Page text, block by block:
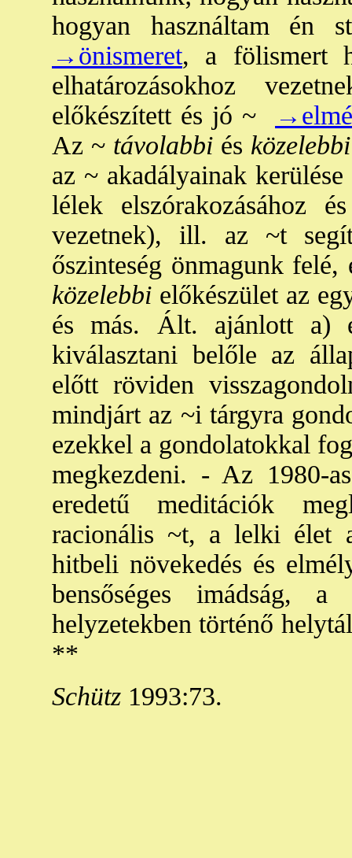
hogyan használtam én
→önismeret, a fölismert
elhatározásokhoz
előkészített és jó ~
Az ~távolabbiés
az ~ akadályainak
lélek elszórakozásához
vezetnek), ill. az ~t
őszinteség önmagunk felé,
közelebbi előkészület az
és más. Ált. ajánlott a)
kiválasztani belőle az
előtt röviden
mindjárt az ~i tárgyra
ezekkel a gondolatokkal
megkezdeni. - Az 1980-
eredetű meditációk
racionális ~t, a lelki élet
hitbeli növekedés és
bensőséges imádság,
helyzetekben történő
**
Schütz 1993:73.